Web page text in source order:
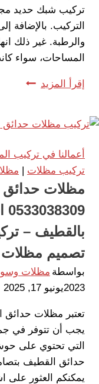
تركيب شبك حديد
التركيب. بالإضافة
والرطبة. غير ذلك
المساحات، سواء
إقرأ المزيد تركيب
بالدمام
تركيب
شبك
الخبر
أعمالنا في تركيب
تركيب مظلات |
مظلات
بالقطيف –
تصميم مظلات
بواسطة مظلات
2023يونيو 17, 2025
تعتبر مظلات حدائق
يجب أن تتوفر في
التي تحتوي على
حدائق القطيف
يمكنكم العثور على